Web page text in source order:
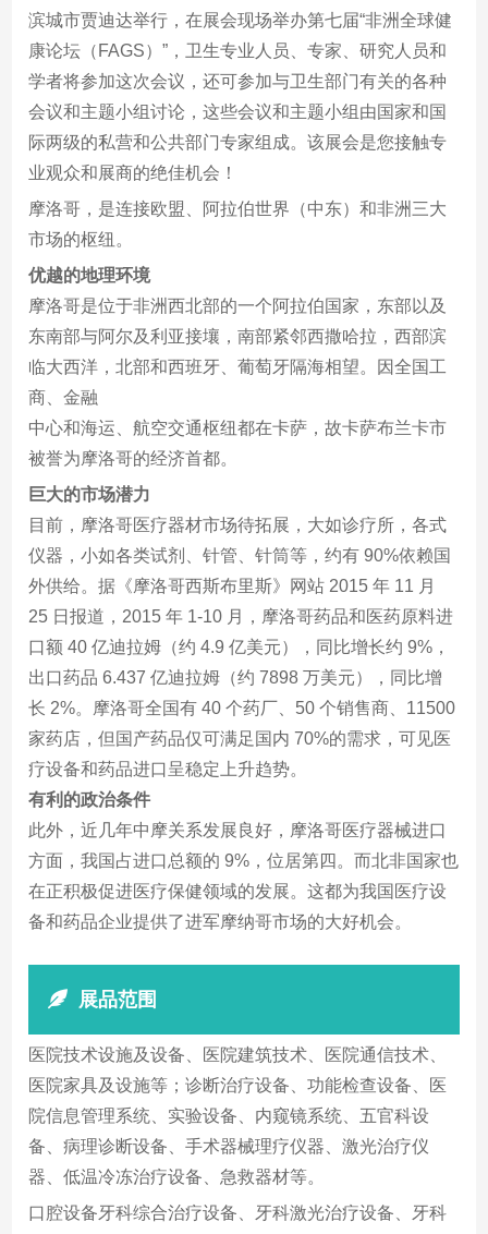
滨城市贾迪达举行，在展会现场举办第七届“非洲全球健
康论坛（FAGS）”，卫生专业人员、专家、研究人员和
学者将参加这次会议，还可参加与卫生部门有关的各种
会议和主题小组讨论，这些会议和主题小组由国家和国
际两级的私营和公共部门专家组成。该展会是您接触专
业观众和展商的绝佳机会！
摩洛哥，是连接欧盟、阿拉伯世界（中东）和非洲三大
市场的枢纽。
优越的地理环境
摩洛哥是位于非洲西北部的一个阿拉伯国家，东部以及
东南部与阿尔及利亚接壤，南部紧邻西撒哈拉，西部滨
临大西洋，北部和西班牙、葡萄牙隔海相望。因全国工
商、金融
中心和海运、航空交通枢纽都在卡萨，故卡萨布兰卡市
被誉为摩洛哥的经济首都。
巨大的市场潜力
目前，摩洛哥医疗器材市场待拓展，大如诊疗所，各式
仪器，小如各类试剂、针管、针筒等，约有 90%依赖国
外供给。据《摩洛哥西斯布里斯》网站 2015 年 11 月
25 日报道，2015 年 1-10 月，摩洛哥药品和医药原料进
口额 40 亿迪拉姆（约 4.9 亿美元），同比增长约 9%，
出口药品 6.437 亿迪拉姆（约 7898 万美元），同比增
长 2%。摩洛哥全国有 40 个药厂、50 个销售商、11500
家药店，但国产药品仅可满足国内 70%的需求，可见医
疗设备和药品进口呈稳定上升趋势。
有利的政治条件
此外，近几年中摩关系发展良好，摩洛哥医疗器械进口
方面，我国占进口总额的 9%，位居第四。而北非国家也
在正积极促进医疗保健领域的发展。这都为我国医疗设
备和药品企业提供了进军摩纳哥市场的大好机会。
展品范围
医院技术设施及设备、医院建筑技术、医院通信技术、
医院家具及设施等；诊断治疗设备、功能检查设备、医
院信息管理系统、实验设备、内窥镜系统、五官科设
备、病理诊断设备、手术器械理疗仪器、激光治疗仪
器、低温冷冻治疗设备、急救器材等。
口腔设备牙科综合治疗设备、牙科激光治疗设备、牙科